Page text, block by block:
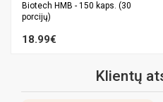
Biotech HMB - 150 kaps. (30
porcijų)
18.99€
Klientų